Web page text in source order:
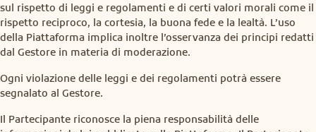
sul rispetto di leggi e regolamenti e di certi valori morali come il
rispetto reciproco, la cortesia, la buona fede e la lealtà. L’uso
della Piattaforma implica inoltre l’osservanza dei principi redatti
dal Gestore in materia di moderazione.
Ogni violazione delle leggi e dei regolamenti potrà essere
segnalato al Gestore.
Il Partecipante riconosce la piena responsabilità delle